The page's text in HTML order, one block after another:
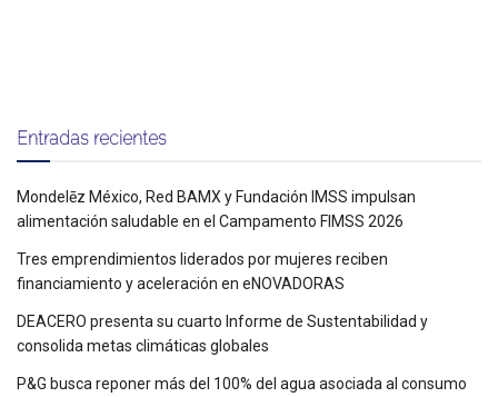
Entradas recientes
Mondelēz México, Red BAMX y Fundación IMSS impulsan
alimentación saludable en el Campamento FIMSS 2026
Tres emprendimientos liderados por mujeres reciben
financiamiento y aceleración en eNOVADORAS
DEACERO presenta su cuarto Informe de Sustentabilidad y
consolida metas climáticas globales
P&G busca reponer más del 100% del agua asociada al consumo